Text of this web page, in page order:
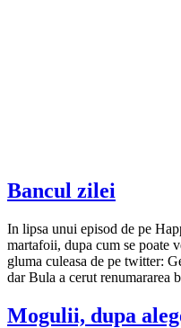
Bancul zilei
In lipsa unui episod de pe
martafoii, dupa cum se poate
gluma culeasa de pe twitter:
dar Bula a cerut renumararea
Mogulii, dupa